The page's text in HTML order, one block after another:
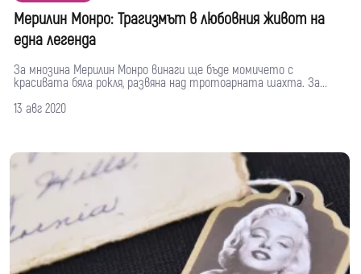
Мерилин Монро: Трагизмът в любовния живот на
една легенда
За мнозина Мерилин Монро винаги ще бъде момичето с
красивата бяла рокля, развяна над тротоарната шахта. За...
13 авг 2020